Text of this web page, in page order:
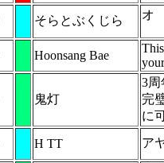
そらとぶくじら オ
Hoonsang Bae
鬼灯
3周
完
に
H TT ア